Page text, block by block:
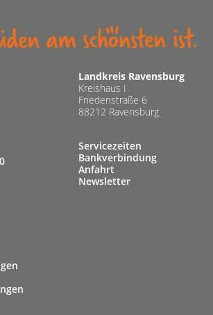
Landkreis Ravensburg
Kreishaus I
Friedenstraße 6
88212 Ravensburg
Servicezeiten
Bankverbindung
Anfahrt
Newsletter